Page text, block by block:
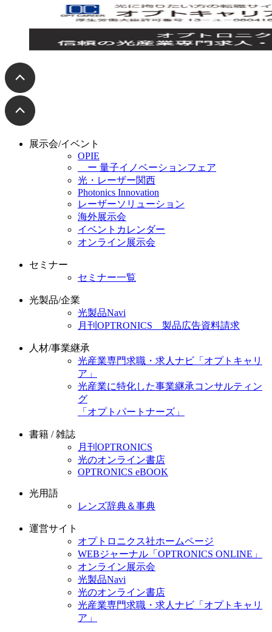
展示会/イベント
OPIE
ー 量子イノベーションフェア
光・レーザー関西
Photonics Innovation
レーザーソリューション
海外展示会
イベントカレンダー
オンライン展示会
セミナー
セミナー一覧
光製品/企業
光製品Navi
月刊OPTRONICS 製品広告資料請求
人材/事業継承
光産業専門求職・求人ナビ「オプトキャリ
ア」
光産業に特化した事業継承コンサルティン
グ
「オプトパートナーズ」
書籍 / 雑誌
月刊OPTRONICS
光のオンライン書店
OPTRONICS eBOOK
光用語
レンズ辞典＆事典
運営サイト
オプトロニクス社ホームページ
WEBジャーナル「OPTRONICS ONLINE」
オンライン展示会
光製品Navi
光のオンライン書店
光産業専門求職・求人ナビ「オプトキャリ
ア」